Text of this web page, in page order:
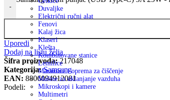
Duvaljke
Električni ručni alat
Fenovi
Kalaj žica
Klaseri
Klešta
Kombinovane stanice
Lemilice
Maramice i oprema za čiščenje
Mašine za uklanjanje vazduha
Mikroskopi i kamere
Multimetri
-
Uporedi
Dodaj na listu želja
Šifra proizvoda:217048
Kategorija: Samsung
EAN: 8806094912081
Podeli: